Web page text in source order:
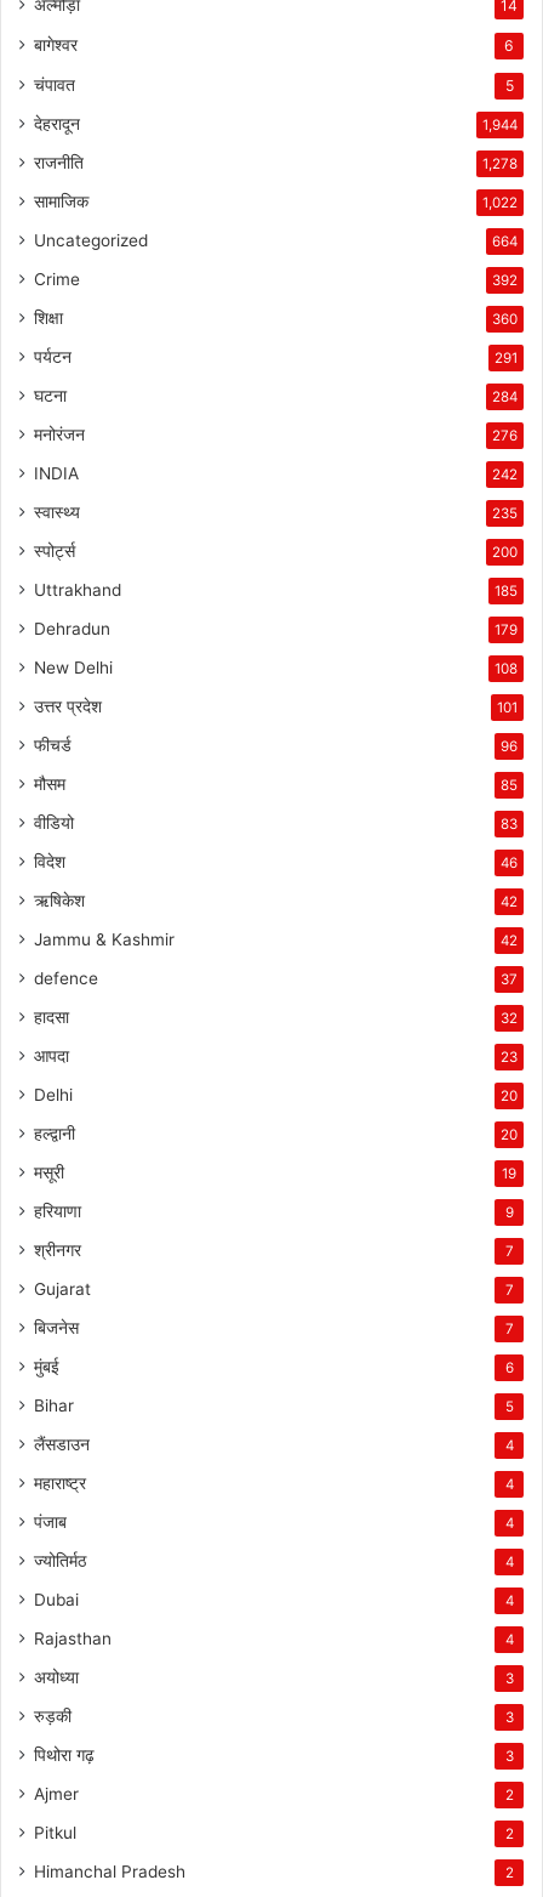
14
बागेश्वर 6
चंपावत 5
देहरादून 1,944
राजनीति 1,278
सामाजिक 1,022
Uncategorized 664
Crime 392
शिक्षा 360
पर्यटन 291
घटना 284
मनोरंजन 276
INDIA 242
स्वास्थ्य 235
स्पोर्ट्स 200
Uttrakhand 185
Dehradun 179
New Delhi 108
उत्तर प्रदेश 101
फीचर्ड 96
मौसम 85
वीडियो 83
विदेश 46
ऋषिकेश 42
Jammu & Kashmir 42
defence 37
हादसा 32
आपदा 23
Delhi 20
हल्द्वानी 20
मसूरी 19
हरियाणा 9
श्रीनगर 7
Gujarat 7
बिजनेस 7
मुंबई 6
Bihar 5
लैंसडाउन 4
महाराष्ट्र 4
पंजाब 4
ज्योतिर्मठ 4
Dubai 4
Rajasthan 4
अयोध्या 3
रुड़की 3
पिथोरा गढ़ 3
Ajmer 2
Pitkul 2
Himanchal Pradesh 2